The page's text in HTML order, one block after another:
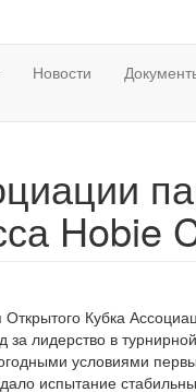
Новости
Hobie
Кубка
за лидерство в
условиями
испытание